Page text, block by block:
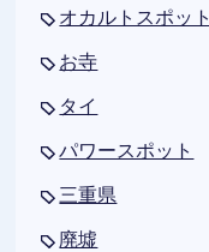
オカルトスポット
お寺
タイ
パワースポット
三重県
廃墟